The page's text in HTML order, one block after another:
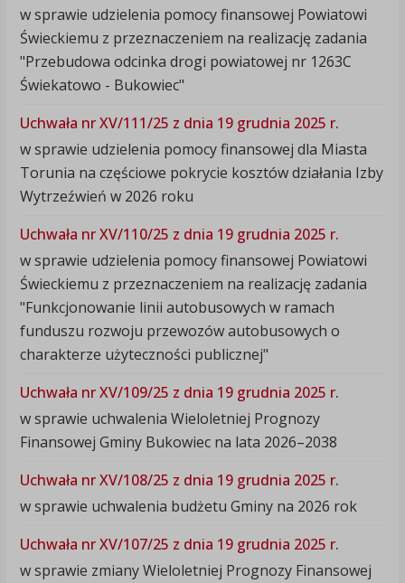
w sprawie udzielenia pomocy finansowej Powiatowi
Świeckiemu z przeznaczeniem na realizację zadania
"Przebudowa odcinka drogi powiatowej nr 1263C
Świekatowo - Bukowiec"
Uchwała nr XV/111/25 z dnia 19 grudnia 2025 r.
w sprawie udzielenia pomocy finansowej dla Miasta
Torunia na częściowe pokrycie kosztów działania Izby
Wytrzeźwień w 2026 roku
Uchwała nr XV/110/25 z dnia 19 grudnia 2025 r.
w sprawie udzielenia pomocy finansowej Powiatowi
Świeckiemu z przeznaczeniem na realizację zadania
"Funkcjonowanie linii autobusowych w ramach
funduszu rozwoju przewozów autobusowych o
charakterze użyteczności publicznej"
Uchwała nr XV/109/25 z dnia 19 grudnia 2025 r.
w sprawie uchwalenia Wieloletniej Prognozy
Finansowej Gminy Bukowiec na lata 2026–2038
Uchwała nr XV/108/25 z dnia 19 grudnia 2025 r.
w sprawie uchwalenia budżetu Gminy na 2026 rok
Uchwała nr XV/107/25 z dnia 19 grudnia 2025 r.
w sprawie zmiany Wieloletniej Prognozy Finansowej